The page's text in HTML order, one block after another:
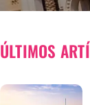
ÚLTIMOS